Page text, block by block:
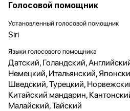
Голосовой помощник
Установленный голосовой помощник
Siri
Языки голосового помощника
Датский, Голандский,
Немецкий, Итальянский,
Шведский, Турецкий,
Китайский мандарин,
Малайский, Тайский